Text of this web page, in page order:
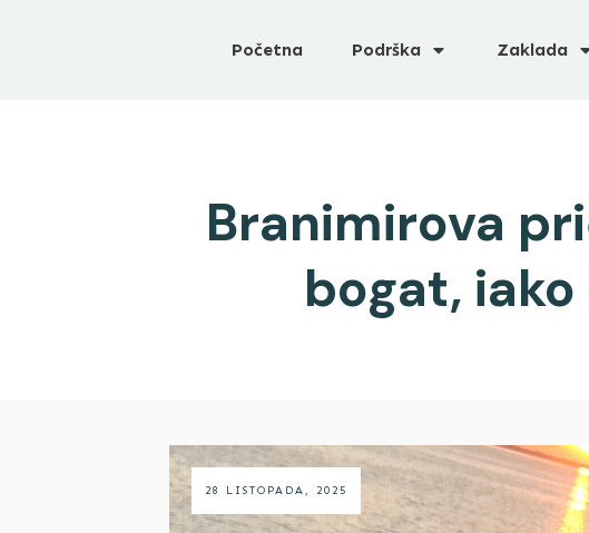
Početna Podrška Zaklada
Branimirova
bogat,
28 LISTOPADA, 2025